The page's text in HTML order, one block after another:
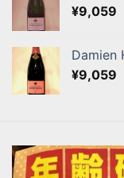
¥9,059
Damien
¥9,059